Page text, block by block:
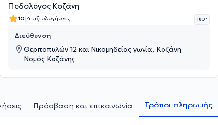
Ποδολόγος Κοζάνη
10|4 αξιολογήσεις 180 '
Διεύθυνση
Θερποπυλών 12 και Νικομηδείας γωνία, Κοζάνη,
Νομός Κοζάνης
Πρόσβαση και επικοινωνία Τρόποι πληρωμής